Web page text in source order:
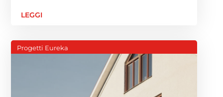
LEGGI
Progetti Eureka